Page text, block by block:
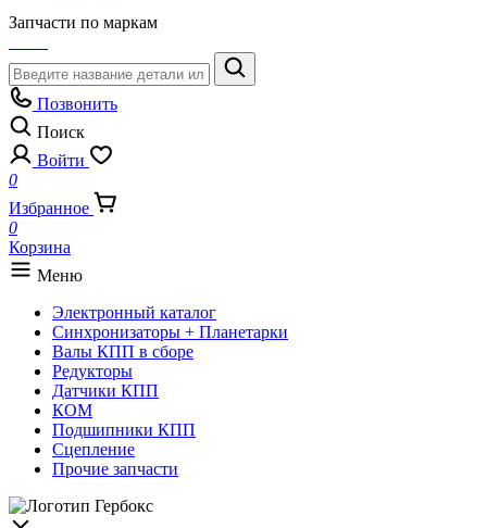
Запчасти по маркам
Позвонить
Поиск
Войти
0
Избранное
0
Корзина
Меню
Электронный каталог
Синхронизаторы + Планетарки
Валы КПП в сборе
Редукторы
Датчики КПП
КОМ
Подшипники КПП
Сцепление
Прочие запчасти